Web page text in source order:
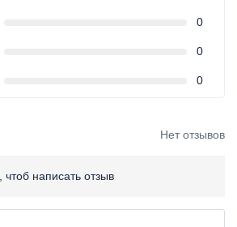
0
0
0
Нет отзывов
, чтоб написать отзыв